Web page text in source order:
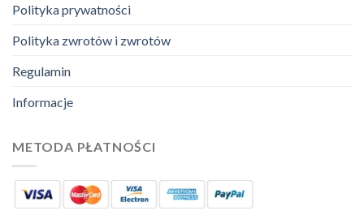
Polityka prywatności
Polityka zwrotów i zwrotów
Regulamin
Informacje
METODA PŁATNOŚCI